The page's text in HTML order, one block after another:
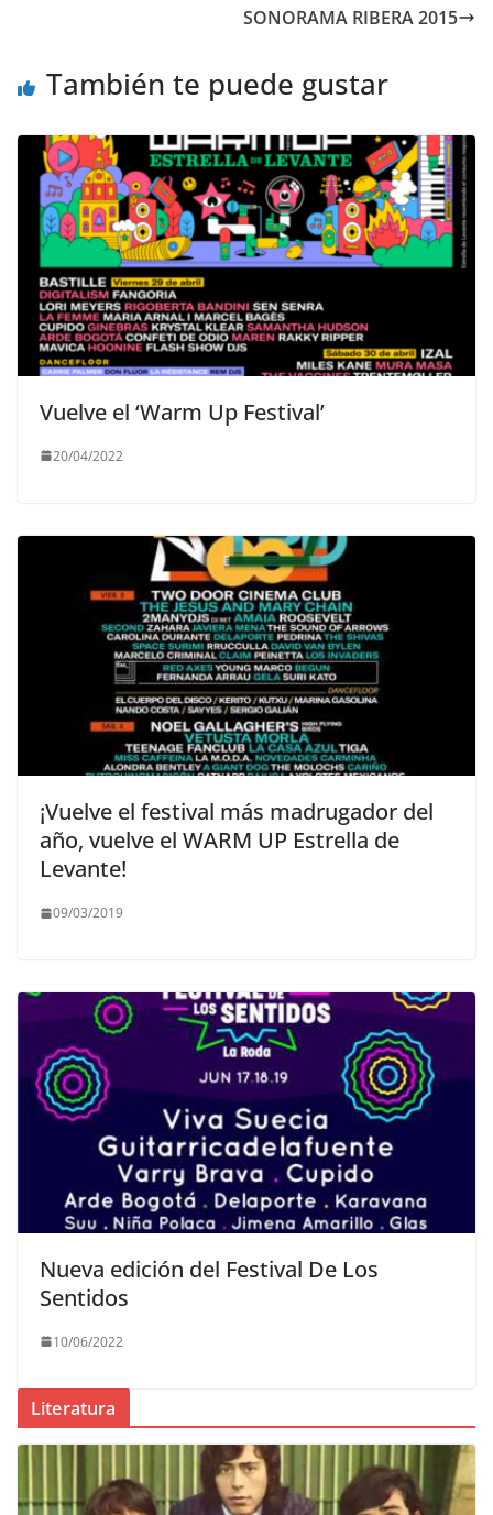
SONORAMA RIBERA 2015
También te puede gustar
Vuelve el ‘Warm Up Festival’
20/04/2022
¡Vuelve el festival más madrugador del
año, vuelve el WARM UP Estrella de
Levante!
09/03/2019
Nueva edición del Festival De Los
Sentidos
10/06/2022
Literatura